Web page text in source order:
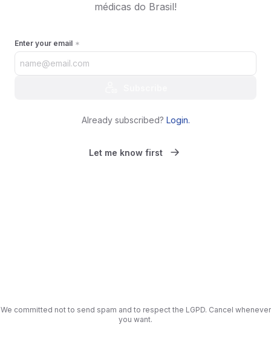
médicas do Brasil!
Enter your email
Already subscribed? Login.
Let me know first
We committed not to send spam and to respect the LGPD. Cancel whenever
you want.